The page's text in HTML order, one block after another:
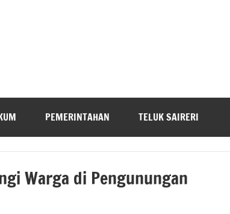
PEMERINTAHAN TELUK SAIRERI
Warga di Pengunungan